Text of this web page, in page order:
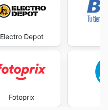
Electro Depot
Fotoprix